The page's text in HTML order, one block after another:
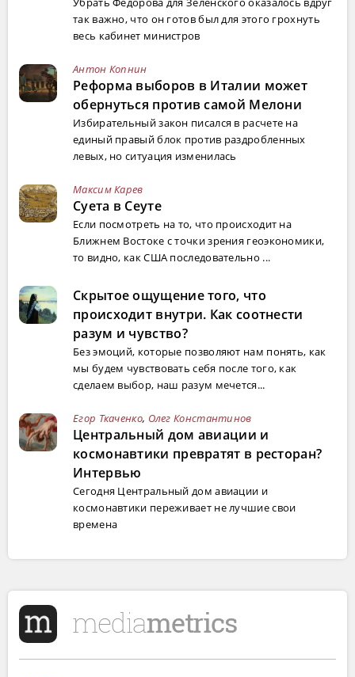
так важно, что он готов был для этого грохнуть
весь кабинет министров
Антон Копнин
Реформа выборов в Италии может
обернуться против самой Мелони
Избирательный закон писался в расчете на
единый правый блок против раздробленных
левых, но ситуация изменилась
Максим Карев
Суета в Сеуте
Если посмотреть на то, что происходит на
Ближнем Востоке с точки зрения геоэкономики,
то видно, как США последовательно ...
Скрытое ощущение того, что
происходит внутри. Как соотнести
разум и чувство?
Без эмоций, которые позволяют нам понять, как
мы будем чувствовать себя после того, как
сделаем выбор, наш разум мечется...
Егор Ткаченко, Олег Константинов
Центральный дом авиации и
космонавтики превратят в ресторан?
Интервью
Сегодня Центральный дом авиации и
космонавтики переживает не лучшие свои
времена